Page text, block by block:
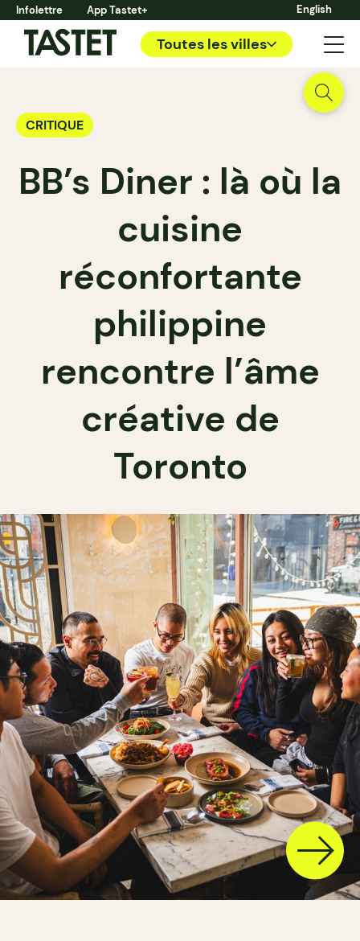
Infolettre App Tastet+ English
Toutes les villes
CRITIQUE
BB’s Diner : là où la
cuisine
réconfortante
philippine
rencontre l’âme
créative de
Toronto